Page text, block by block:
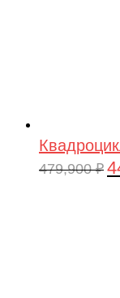
479,900₽